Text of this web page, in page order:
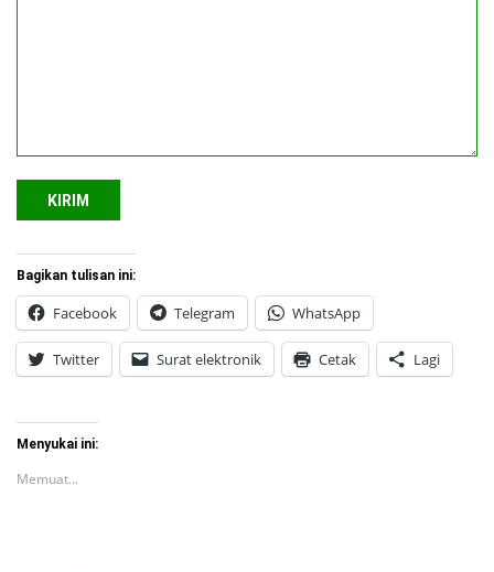
Bagikan tulisan ini:
Facebook Telegram WhatsApp
Twitter Surat elektronik Cetak Lagi
Menyukai ini:
Memuat...